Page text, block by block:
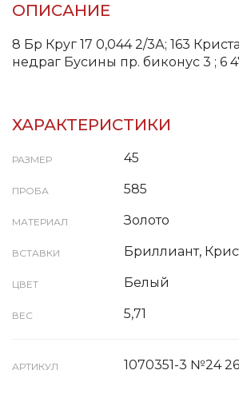
ОПИСАНИЕ
8 Бр Круг 17 0,044 2/3А; 163
недраг Бусины пр. биконус 3 ; 6
ХАРАКТЕРИСТИКИ
РАЗМЕР 45
ПРОБА 585
МАТЕРИАЛ Золото
ВСТАВКИ Бриллиант,
ЦВЕТ Белый
ВЕС 5,71
АРТИКУЛ 1070351-3 №24 26